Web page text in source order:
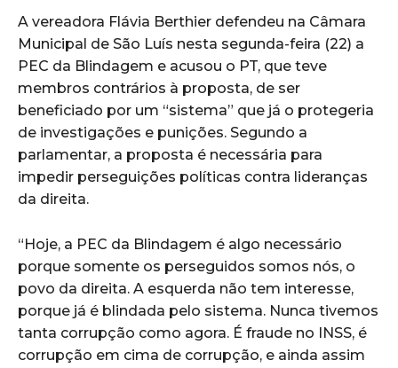
A vereadora Flávia Berthier defendeu na Câmara
Municipal de São Luís nesta segunda-feira (22) a
PEC da Blindagem e acusou o PT, que teve
membros contrários à proposta, de ser
beneficiado por um “sistema” que já o protegeria
de investigações e punições. Segundo a
parlamentar, a proposta é necessária para
impedir perseguições políticas contra lideranças
da direita.
“Hoje, a PEC da Blindagem é algo necessário
porque somente os perseguidos somos nós, o
povo da direita. A esquerda não tem interesse,
porque já é blindada pelo sistema. Nunca tivemos
tanta corrupção como agora. É fraude no INSS, é
corrupção em cima de corrupção, e ainda assim